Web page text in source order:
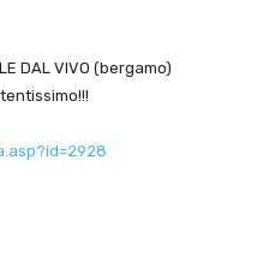
DAL VIVO (bergamo)